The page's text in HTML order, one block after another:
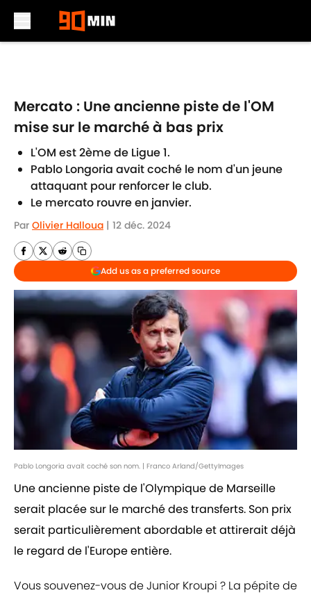
Mercato : Une ancienne piste de l'OM
mise sur le marché à bas prix
L'OM est 2ème de Ligue 1.
Pablo Longoria avait coché le nom d'un jeune
attaquant pour renforcer le club.
Le mercato rouvre en janvier.
Par Olivier Halloua | 12 déc. 2024
Add us as a preferred source
Pablo Longoria avait coché son nom. | Franco Arland/GettyImages
Une ancienne piste de l'Olympique de Marseille
serait placée sur le marché des transferts. Son prix
serait particulièrement abordable et attirerait déjà
le regard de l'Europe entière.
Vous souvenez-vous de Junior Kroupi ? La pépite de